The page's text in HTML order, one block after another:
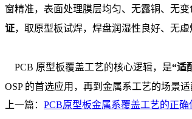
窗精准，表面处理膜层均匀、无露铜、无
证，取原型板试焊，焊盘润湿性良好、无
PCB 原型板覆盖工艺的核心逻辑，是“适
OSP 的首选应用，再到金属系工艺的场景
上一篇： PCB原型板金属系覆盖工艺的正确